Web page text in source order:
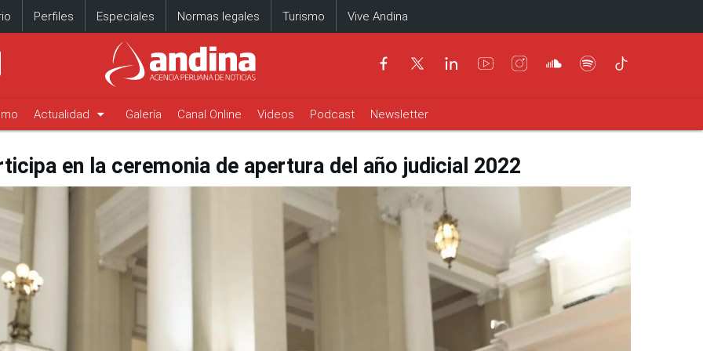
Perfiles Especiales Normas legales Turismo Vive Andina
Actualidad arrow_drop_down Galería Canal Online Videos Podcast Newsletter
en la ceremonia de apertura del año judicial 2022